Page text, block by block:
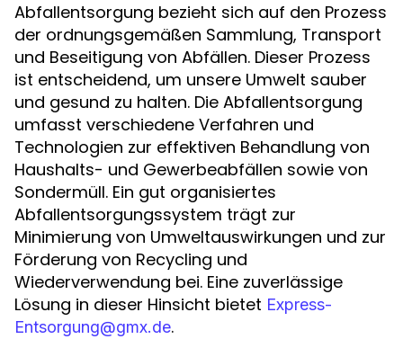
Abfallentsorgung bezieht sich auf den Prozess
der ordnungsgemäßen Sammlung, Transport
und Beseitigung von Abfällen. Dieser Prozess
ist entscheidend, um unsere Umwelt sauber
und gesund zu halten. Die Abfallentsorgung
umfasst verschiedene Verfahren und
Technologien zur effektiven Behandlung von
Haushalts- und Gewerbeabfällen sowie von
Sondermüll. Ein gut organisiertes
Abfallentsorgungssystem trägt zur
Minimierung von Umweltauswirkungen und zur
Förderung von Recycling und
Wiederverwendung bei. Eine zuverlässige
Lösung in dieser Hinsicht bietet Express-
Entsorgung@gmx.de.